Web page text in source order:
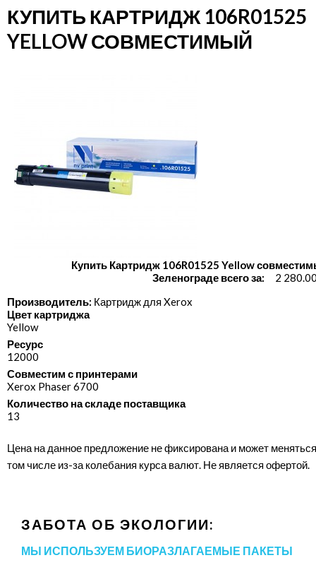
КУПИТЬ КАРТРИДЖ 106R01525
YELLOW СОВМЕСТИМЫЙ
Купить Картридж 106R01525 Yellow
Зеленограде всего за:
2
Производитель: Картридж для Xerox
Цвет картриджа
Yellow
Ресурс
12000
Совместим с принтерами
Xerox Phaser 6700
Количество на складе поставщика
13
Цена на данное предложение не фиксирована и может
том числе из-за колебания курса валют. Не является офертой.
ЗАБОТА ОБ ЭКОЛОГИИ:
МЫ ИСПОЛЬЗУЕМ БИОРАЗЛАГАЕМЫЕ ПАКЕТЫ